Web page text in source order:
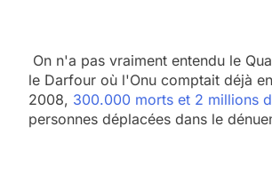
On n'a pas vraiment entendu le
le Darfour où l'Onu comptait déjà en
2008, 300.000 morts et 2 millions
personnes déplacées dans le